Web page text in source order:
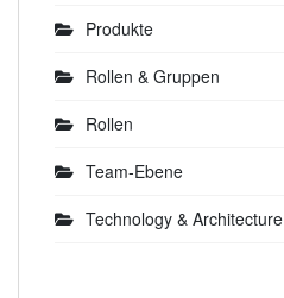
Produkte
Rollen & Gruppen
Rollen
Team-Ebene
Technology & Architecture